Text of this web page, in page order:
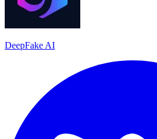
DeepFake AI